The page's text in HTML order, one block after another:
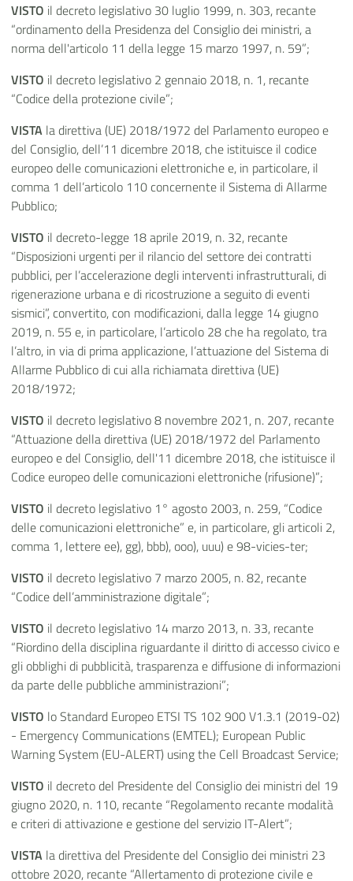
VISTO il decreto legislativo 30 luglio 1999, n. 303, recante
“ordinamento della Presidenza del Consiglio dei ministri, a
norma dell'articolo 11 della legge 15 marzo 1997, n. 59”;
VISTO il decreto legislativo 2 gennaio 2018, n. 1, recante
“Codice della protezione civile”;
VISTA la direttiva (UE) 2018/1972 del Parlamento europeo e
del Consiglio, dell’11 dicembre 2018, che istituisce il codice
europeo delle comunicazioni elettroniche e, in particolare, il
comma 1 dell’articolo 110 concernente il Sistema di Allarme
Pubblico;
VISTO il decreto-legge 18 aprile 2019, n. 32, recante
“Disposizioni urgenti per il rilancio del settore dei contratti
pubblici, per l’accelerazione degli interventi infrastrutturali, di
rigenerazione urbana e di ricostruzione a seguito di eventi
sismici”, convertito, con modificazioni, dalla legge 14 giugno
2019, n. 55 e, in particolare, l’articolo 28 che ha regolato, tra
l’altro, in via di prima applicazione, l’attuazione del Sistema di
Allarme Pubblico di cui alla richiamata direttiva (UE)
2018/1972;
VISTO il decreto legislativo 8 novembre 2021, n. 207, recante
“Attuazione della direttiva (UE) 2018/1972 del Parlamento
europeo e del Consiglio, dell'11 dicembre 2018, che istituisce il
Codice europeo delle comunicazioni elettroniche (rifusione)”;
VISTO il decreto legislativo 1° agosto 2003, n. 259, “Codice
delle comunicazioni elettroniche” e, in particolare, gli articoli 2,
comma 1, lettere ee), gg), bbb), ooo), uuu) e 98-vicies-ter;
VISTO il decreto legislativo 7 marzo 2005, n. 82, recante
“Codice dell’amministrazione digitale”;
VISTO il decreto legislativo 14 marzo 2013, n. 33, recante
“Riordino della disciplina riguardante il diritto di accesso civico e
gli obblighi di pubblicità, trasparenza e diffusione di informazioni
da parte delle pubbliche amministrazioni”;
VISTO lo Standard Europeo ETSI TS 102 900 V1.3.1 (2019-02)
- Emergency Communications (EMTEL); European Public
Warning System (EU-ALERT) using the Cell Broadcast Service;
VISTO il decreto del Presidente del Consiglio dei ministri del 19
giugno 2020, n. 110, recante “Regolamento recante modalità
e criteri di attivazione e gestione del servizio IT-Alert”;
VISTA la direttiva del Presidente del Consiglio dei ministri 23
ottobre 2020, recante “Allertamento di protezione civile e